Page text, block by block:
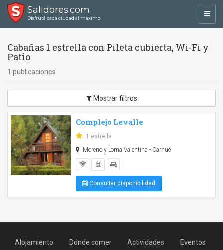
Salidores.com
Disfrutá cada ciudad al máximo
Cabañas 1 estrella con Pileta cubierta, Wi-Fi y
Patio
1 publicaciones
Mostrar filtros
Complejo Levalle
1 estrella
Moreno y Loma Valentina - Carhué
Consultar disponibilidad
Alojamiento Dónde comer Actividades Eventos